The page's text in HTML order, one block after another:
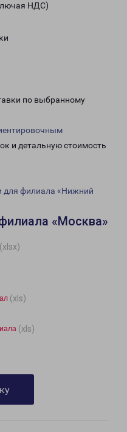
НДС)
по выбранному
и детальную стоимость
для филиала «Нижний
«Москва»
(xlsx)
(xls)
(xls)